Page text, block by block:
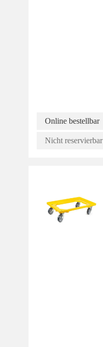
Online bestellbar
Nicht reservierbar